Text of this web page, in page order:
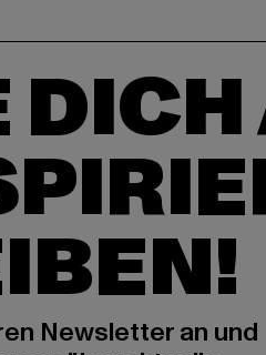
Newsletter an und